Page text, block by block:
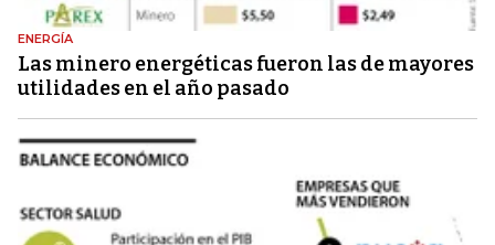
ENERGÍA
Las minero energéticas fueron las de mayores
utilidades en el año pasado